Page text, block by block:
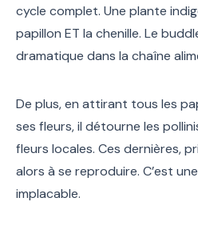
cycle complet. Une plante
papillon ET la chenille. Le
dramatique dans la chaîne
De plus, en attirant tous les
ses fleurs, il détourne les
fleurs locales. Ces dernières,
alors à se reproduire. C’est
implacable.